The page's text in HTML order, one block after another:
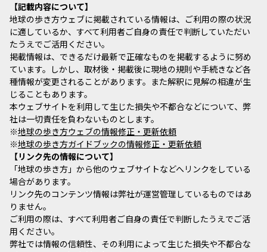
記載内容について
地球の歩き方ウェブに掲載されている情報は、ご利用の際の状況
に適しているか、すべて利用者ご自身の責任で判断していただい
たうえでご活用ください。
掲載情報は、できるだけ最新で正確なものを掲載するように努め
ています。しかし、取材後・掲載後に現地の規則や手続きなど各
種情報が変更されることがあります。また解釈に見解の相違が生
じることもあります。
本ウェブサイトを利用して生じた損失や不都合などについて、弊
社は一切責任を負わないものとします。
※地球の歩き方ウェブの情報修正・更新依頼
※地球の歩き方ガイドブックの情報修正・更新依頼
リンク先の情報について
「地球の歩き方」から他のウェブサイトなどへリンクをしている
場合があります。
リンク先のコンテンツ情報は弊社が運営管理しているものではあ
りません。
ご利用の際は、すべて利用者ご自身の責任で判断したうえでご活
用ください。
弊社では情報の信頼性、その利用によって生じた損失や不都合な